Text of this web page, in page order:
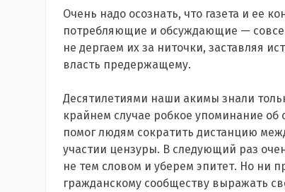
Очень надо осознать, что газета и ее
потребляющие и обсуждающие —
не дергаем их за ниточки, заставляя
власть предержащему.
Десятилетиями наши акимы знали
крайнем случае робкое упоминание
помог людям сократить дистанцию
участии цензуры. В следующий раз
не тем словом и уберем эпитет. Но ни
гражданскому сообществу выражать